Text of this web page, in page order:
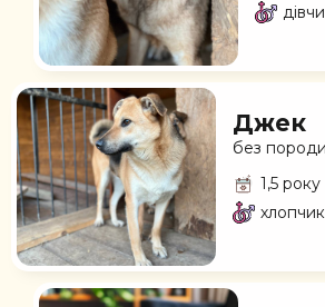
Джек
без породи
1,5 року
хлопчик